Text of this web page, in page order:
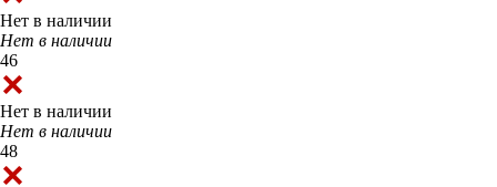
Нет в наличии
Нет в наличии
46
Нет в наличии
Нет в наличии
48